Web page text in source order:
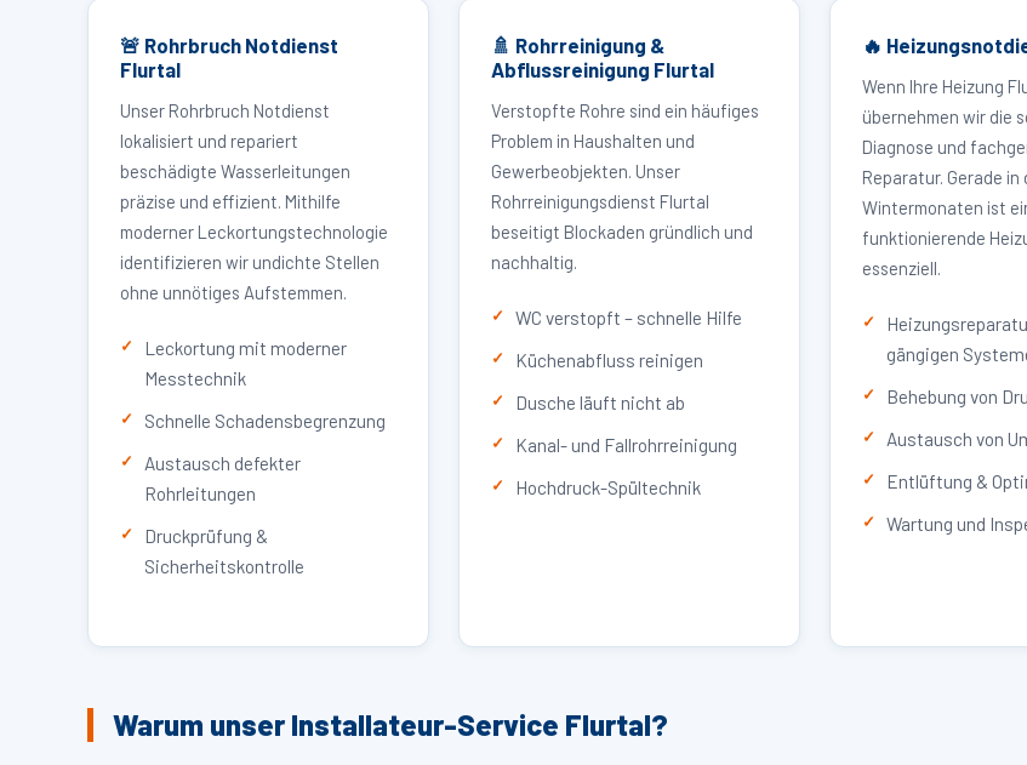
🚨 Rohrbruch Notdienst
Flurtal
Unser Rohrbruch Notdienst
lokalisiert und repariert
beschädigte Wasserleitungen
präzise und effizient. Mithilfe
moderner Leckortungstechnologie
identifizieren wir undichte Stellen
ohne unnötiges Aufstemmen.
Leckortung mit moderner
Messtechnik
Schnelle Schadensbegrenzung
Austausch defekter
Rohrleitungen
Druckprüfung &
Sicherheitskontrolle
🚿 Rohrreinigung &
Abflussreinigung Flurtal
Verstopfte Rohre sind ein häufiges
Problem in Haushalten und
Gewerbeobjekten. Unser
Rohrreinigungsdienst Flurtal
beseitigt Blockaden gründlich und
nachhaltig.
WC verstopft – schnelle Hilfe
Küchenabfluss reinigen
Dusche läuft nicht ab
Kanal- und Fallrohrreinigung
Hochdruck-Spültechnik
🔥
Wenn Ihre Heizung
übernehmen wir die
Diagnose und
Reparatur. Gerade in
Wintermonaten ist
funktionierende
essenziell.
gängigen
Behebung von
Austausch von
Entlüftung &
Wartung und
Warum unser Installateur-Service Flurtal?